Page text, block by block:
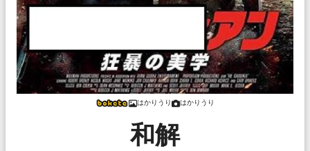
はかりうり はかりうり
和解